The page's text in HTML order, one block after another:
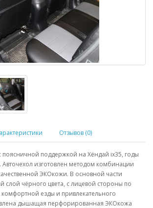
Отзывов (0)
поддержкой на Хёндай ix35, годы
Авточехол изготовлен методом комбинации
ЭКОкожи. В основной части
слой чёрного цвета, с лицевой стороны по
езды и привлекательного
дышащая перфорированная ЭКОкожа